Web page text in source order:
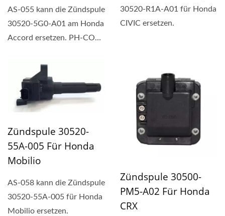
AS-055 kann die Zündspule
30520-5G0-A01 am Honda
Accord ersetzen. PH-COP-
30520-R1A-A01 für Honda
CIVIC ersetzen.
Zündspule 30520-
55A-005 Für Honda
Mobilio
AS-058 kann die Zündspule
30520-55A-005 für Honda
Mobilio ersetzen.
Zündspule 30500-
PM5-A02 Für Honda
CRX